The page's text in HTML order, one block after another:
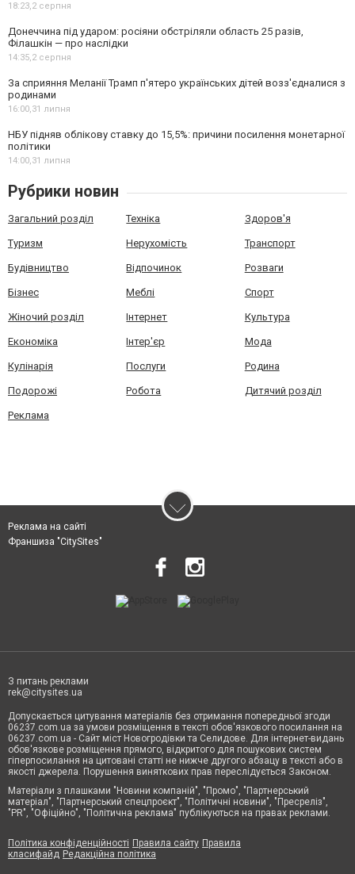
18:23,2 серпня
Донеччина під ударом: росіяни обстріляли область 25 разів,
Філашкін — про наслідки
14:35,2 серпня
За сприяння Меланії Трамп п'ятеро українських дітей возз'єдналися з
родинами
16:00,31 липня
НБУ підняв облікову ставку до 15,5%: причини посилення монетарної
політики
14:00,31 липня
Рубрики новин
Загальний розділ Техніка Здоров'я
Туризм Нерухомість Транспорт
Будівництво Відпочинок Розваги
Бізнес Меблі Спорт
Жіночий розділ Інтернет Культура
Економіка Інтер'єр Мода
Кулінарія Послуги Родина
Подорожі Робота Дитячий розділ
Реклама
Реклама на сайті
Франшиза "CitySites"
З питань реклами
rek@citysites.ua
Допускається цитування матеріалів без отримання попередньої згоди
06237.com.ua за умови розміщення в тексті обов'язкового посилання на
06237.com.ua - Сайт міст Новогродівки та Селидове. Для інтернет-видань
обов'язкове розміщення прямого, відкритого для пошукових систем
гіперпосилання на цитовані статті не нижче другого абзацу в тексті або в
якості джерела. Порушення виняткових прав переслідується Законом.
Матеріали з плашками "Новини компаній", "Промо", "Партнерський
матеріал", "Партнерський спецпроєкт", "Політичні новини", "Пресреліз",
"PR", "Офіційно", "Політична реклама" публікуються на правах реклами.
Політика конфіденційності Правила сайту Правила
класифайд Редакційна політика